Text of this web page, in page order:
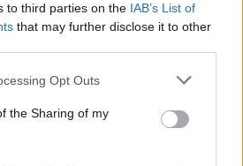
to third parties on the IAB’s List of
that may further disclose it to other
Opt Outs
the Sharing of my
Πάρο: 4χρονος έχασε τη ζωή
Βούτηξε ο μπάρμαν για να τον
ανασύρει
Ο ιδιοκτήτης του beach bar και οι γονείς